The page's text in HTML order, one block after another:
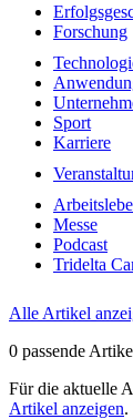
Forschung
Sport
Karriere
Messe
Podcast
Tridelta
Alle Artikel
0 passende
Für die aktuelle
Artikel anzeigen.